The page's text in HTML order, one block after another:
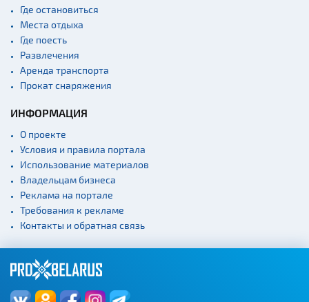
Где остановиться
Места отдыха
Где поесть
Развлечения
Аренда транспорта
Прокат снаряжения
ИНФОРМАЦИЯ
О проекте
Условия и правила портала
Использование материалов
Владельцам бизнеса
Реклама на портале
Требования к рекламе
Контакты и обратная связь